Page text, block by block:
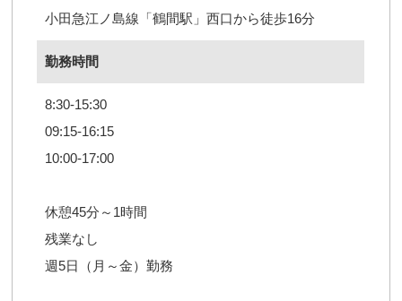
小田急江ノ島線「鶴間駅」西口から徒歩16分
勤務時間
8:30-15:30
09:15-16:15
10:00-17:00
休憩45分～1時間
残業なし
週5日（月～金）勤務